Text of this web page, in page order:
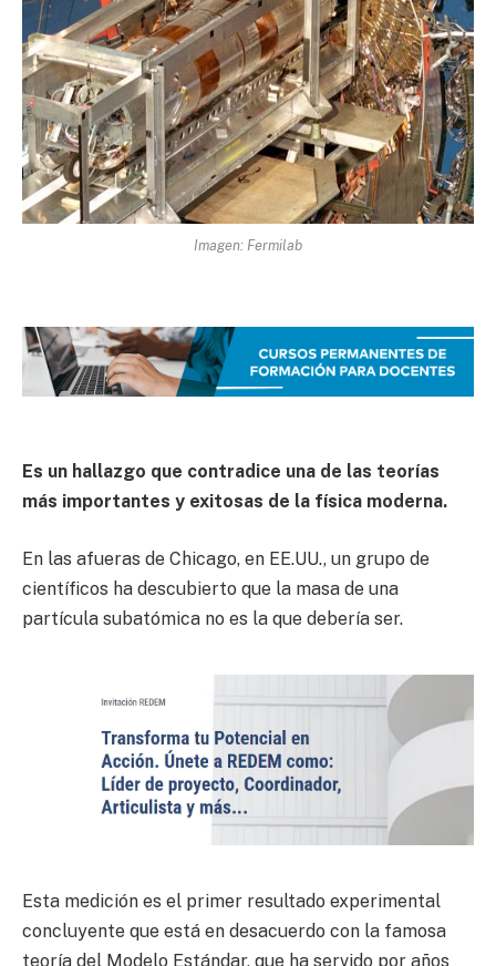
Imagen: Fermilab
Es un hallazgo que contradice una de las teorías
más importantes y exitosas de la física moderna.
En las afueras de Chicago, en EE.UU., un grupo de
científicos ha descubierto que la masa de una
partícula subatómica no es la que debería ser.
Esta medición es el primer resultado experimental
concluyente que está en desacuerdo con la famosa
teoría del Modelo Estándar, que ha servido por años